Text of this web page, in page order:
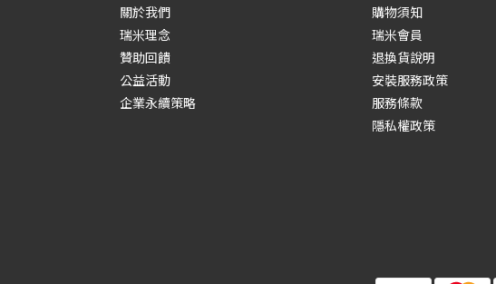
關於我們
瑞米理念
贊助回饋
公益活動
企業永續策略
購物須知
瑞米會員
退換貨說明
安裝服務政策
服務條款
隱私權政策